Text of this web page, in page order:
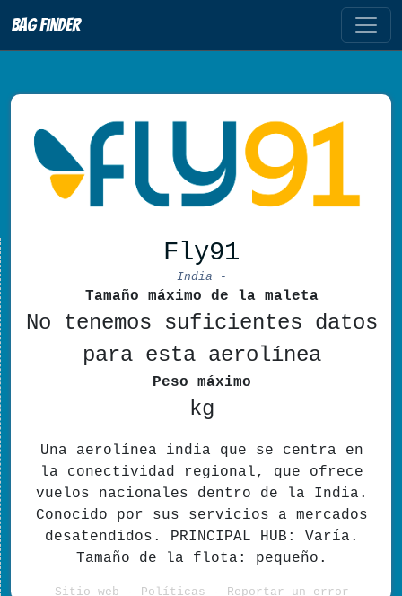
Bag Finder
Fly91
India -
Tamaño máximo de la maleta
No tenemos suficientes datos
para esta aerolínea
Peso máximo
kg
Una aerolínea india que se centra en
la conectividad regional, que ofrece
vuelos nacionales dentro de la India.
Conocido por sus servicios a mercados
desatendidos. PRINCIPAL HUB: Varía.
Tamaño de la flota: pequeño.
Sitio web - Políticas - Reportar un error